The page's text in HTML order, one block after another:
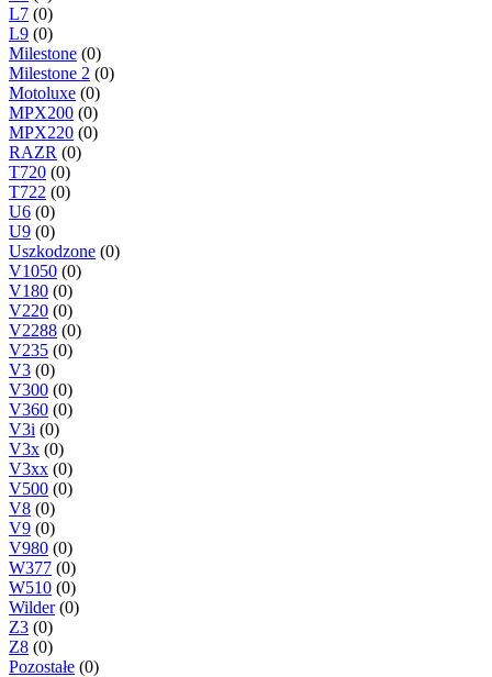
L7 (0)
L9 (0)
Milestone (0)
Milestone 2 (0)
Motoluxe (0)
MPX200 (0)
MPX220 (0)
RAZR (0)
T720 (0)
T722 (0)
U6 (0)
U9 (0)
Uszkodzone (0)
V1050 (0)
V180 (0)
V220 (0)
V2288 (0)
V235 (0)
V3 (0)
V300 (0)
V360 (0)
V3i (0)
V3x (0)
V3xx (0)
V500 (0)
V8 (0)
V9 (0)
V980 (0)
W377 (0)
W510 (0)
Wilder(0)
Z3 (0)
Z8 (0)
Pozostałe (0)